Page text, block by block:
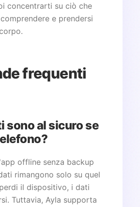
concentrarti su ciò che
e prendersi
frequenti
sono al sicuro se
offline senza backup
rimangono solo su quel
il dispositivo, i dati
Tuttavia, Ayla supporta